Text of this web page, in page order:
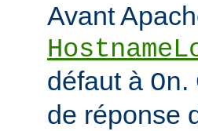
Avant
défaut à On.
de réponse